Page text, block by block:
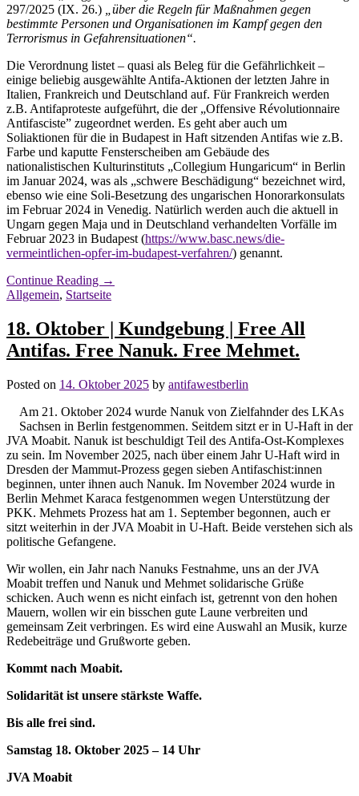
297/2025 (IX. 26.)
„über die Regeln für Maßnahmen gegen
bestimmte Personen und Organisationen im Kampf gegen den
Terrorismus in Gefahrensituationen“.
Die Verordnung listet – quasi als Beleg für die Gefährlichkeit –
einige beliebig ausgewählte Antifa-Aktionen der letzten Jahre in
Italien, Frankreich und Deutschland auf. Für Frankreich werden
z.B. Antifaproteste aufgeführt, die der „Offensive Révolutionnaire
Antifasciste” zugeordnet werden. Es geht aber auch um
Soliaktionen für die in Budapest in Haft sitzenden Antifas wie z.B.
Farbe und kaputte Fensterscheiben am Gebäude des
nationalistischen Kulturinstituts „Collegium Hungaricum“ in Berlin
im Januar 2024, was als „schwere Beschädigung“ bezeichnet wird,
ebenso wie eine Soli-Besetzung des ungarischen Honorarkonsulats
im Februar 2024 in Venedig. Natürlich werden auch die aktuell in
Ungarn gegen Maja und in Deutschland verhandelten Vorfälle im
Februar 2023 in Budapest (https://www.basc.news/die-
vermeintlichen-opfer-im-budapest-verfahren/) genannt.
Continue Reading →
Allgemein, Startseite
18. Oktober | Kundgebung | Free All
Antifas. Free Nanuk. Free Mehmet.
Posted on 14. Oktober 2025 by antifawestberlin
Am 21. Oktober 2024 wurde Nanuk von Zielfahnder des LKAs
Sachsen in Berlin festgenommen. Seitdem sitzt er in U-Haft in der
JVA Moabit. Nanuk ist beschuldigt Teil des Antifa-Ost-Komplexes
zu sein. Im November 2025, nach über einem Jahr U-Haft wird in
Dresden der Mammut-Prozess gegen sieben Antifaschist:innen
beginnen, unter ihnen auch Nanuk. Im November 2024 wurde in
Berlin Mehmet Karaca festgenommen wegen Unterstützung der
PKK. Mehmets Prozess hat am 1. September begonnen, auch er
sitzt weiterhin in der JVA Moabit in U-Haft. Beide verstehen sich als
politische Gefangene.
Wir wollen, ein Jahr nach Nanuks Festnahme, uns an der JVA
Moabit treffen und Nanuk und Mehmet solidarische Grüße
schicken. Auch wenn es nicht einfach ist, getrennt von den hohen
Mauern, wollen wir ein bisschen gute Laune verbreiten und
gemeinsam Zeit verbringen. Es wird eine Auswahl an Musik, kurze
Redebeiträge und Grußworte geben.
Kommt nach Moabit.
Solidarität ist unsere stärkste Waffe.
Bis alle frei sind.
Samstag 18. Oktober 2025 – 14 Uhr
JVA Moabit